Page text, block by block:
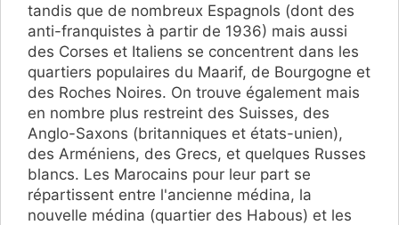
tandis que de nombreux Espagnols (dont des
anti-franquistes à partir de 1936) mais aussi
des Corses et Italiens se concentrent dans les
quartiers populaires du Maarif, de Bourgogne et
des Roches Noires. On trouve également mais
en nombre plus restreint des Suisses, des
Anglo-Saxons (britanniques et états-unien),
des Arméniens, des Grecs, et quelques Russes
blancs. Les Marocains pour leur part se
répartissent entre l'ancienne médina, la
nouvelle médina (quartier des Habous) et les